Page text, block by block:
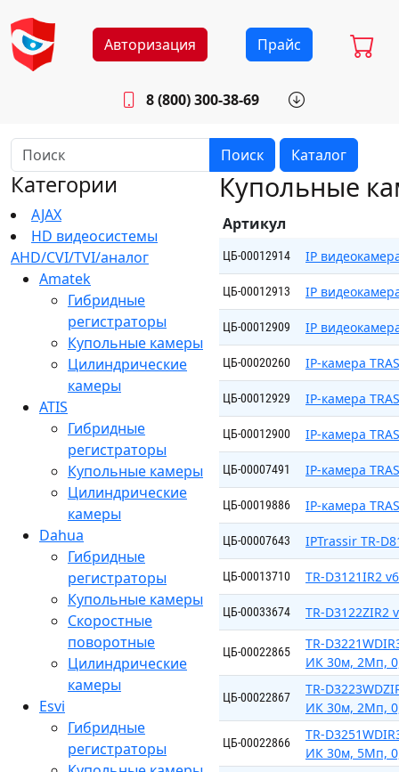
Авторизация Прайс
8 (800) 300-38-69
Будни: 8.30 - 17.00
Поиск Каталог
Категории
AJAX
HD видеосистемы
AHD/CVI/TVI/аналог
Amatek
Гибридные
регистраторы
Купольные камеры
Цилиндрические
камеры
ATIS
Гибридные
регистраторы
Купольные камеры
Цилиндрические
камеры
Dahua
Гибридные
регистраторы
Купольные камеры
Скоростные
поворотные
Цилиндрические
камеры
Esvi
Гибридные
регистраторы
Купольные
Артикул
ЦБ-00012914 IP
ЦБ-00012913 IP
ЦБ-00012909 IP
ЦБ-00020260 IP-камера
ЦБ-00012929 IP-камера
ЦБ-00012900 IP-камера
ЦБ-00007491 IP-камера
ЦБ-00019886 IP-камера
ЦБ-00007643 IPTrassir TR-
ЦБ-00013710 TR-D3121IR2
ЦБ-00033674 TR-D3122ZIR2
ЦБ-00022865
TR-
ИК 30м, 2Мп,
ЦБ-00022867
TR-
ИК 30м, 2Мп,
ЦБ-00022866
TR-
ИК 30м, 5Мп,